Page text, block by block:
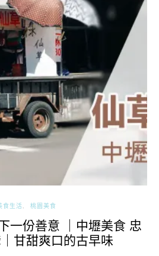
食生活 桃園美食
一份善意 ｜中壢美食 忠
甘甜爽口的古早味